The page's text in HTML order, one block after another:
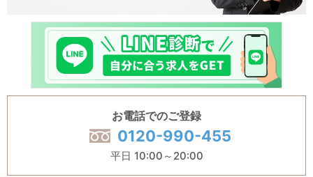
お電話でのご登録
0120-990-455
平日 10:00～20:00